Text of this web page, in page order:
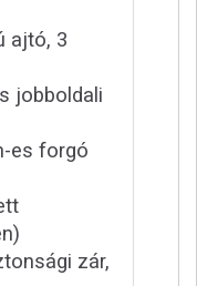
ajtó, 3
jobboldali
es forgó
zár,